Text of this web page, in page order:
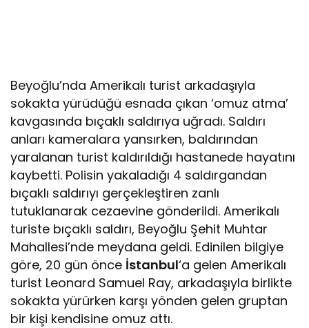
Beyoğlu’nda Amerikalı turist arkadaşıyla
sokakta yürüdüğü esnada çıkan ‘omuz atma’
kavgasında bıçaklı saldırıya uğradı. Saldırı
anları kameralara yansırken, baldırından
yaralanan turist kaldırıldığı hastanede hayatını
kaybetti. Polisin yakaladığı 4 saldırgandan
bıçaklı saldırıyı gerçekleştiren zanlı
tutuklanarak cezaevine gönderildi. Amerikalı
turiste bıçaklı saldırı, Beyoğlu Şehit Muhtar
Mahallesi’nde meydana geldi. Edinilen bilgiye
göre, 20 gün önce İstanbul‘a gelen Amerikalı
turist Leonard Samuel Ray, arkadaşıyla birlikte
sokakta yürürken karşı yönden gelen gruptan
bir kişi kendisine omuz attı.